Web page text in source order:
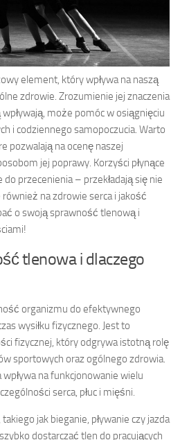
element, który wpływa na naszą
zdrowie. Zrozumienie jej znaczenia
może pomóc w osiągnięciu
i codziennego samopoczucia. Warto
pozwalają na ocenę naszej
jej poprawy. Korzyści płynące
przecenienia – przekładają się nie
na zdrowie serca i jakość
o swoją sprawność tlenową i
tlenowa i dlaczego
organizmu do efektywnego
wysiłku fizycznego. Jest to
fizycznej, który odgrywa istotną rolę
sportowych oraz ogólnego zdrowia.
na funkcjonowanie wielu
serca, płuc i mięśni.
jak bieganie, pływanie czy jazda
dostarczać tlen do pracujących